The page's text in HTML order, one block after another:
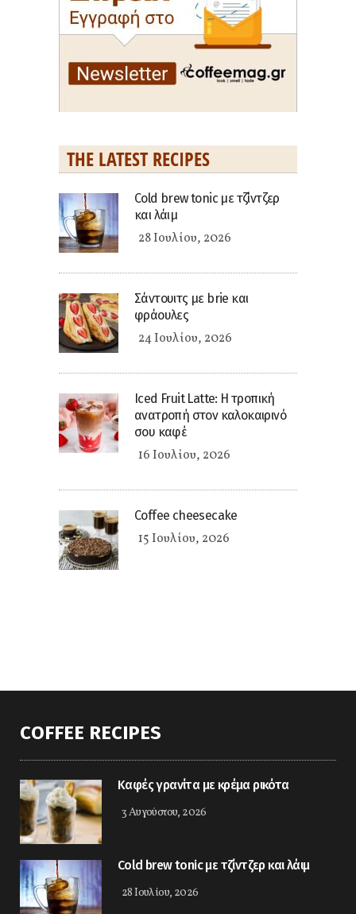
THE LATEST RECIPES
Cold brew tonic με τζίντζερ
και λάιμ
28 Ιουλίου, 2026
Σάντουιτς με brie και
φράουλες
24 Ιουλίου, 2026
Iced Fruit Latte: Η τροπική
ανατροπή στον καλοκαιρινό
σου καφέ
16 Ιουλίου, 2026
Coffee cheesecake
15 Ιουλίου, 2026
COFFEE RECIPES
Καφές γρανίτα με κρέμα ρικότα
3 Αυγούστου, 2026
Cold brew tonic με τζίντζερ και λάιμ
28 Ιουλίου, 2026